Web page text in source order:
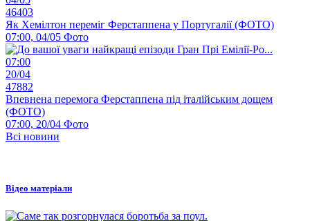
46403
Як Хемілтон переміг Ферстаппена у Португалії (ФОТО)
07:00, 04/05 Фото
07:00
20/04
47882
Впевнена перемога Ферстаппена під італійським дощем
(ФОТО)
07:00, 20/04 Фото
Всі новини
Відео матеріали